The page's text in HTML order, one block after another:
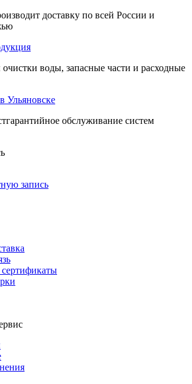
доставку по всей России и
воды, запасные части и расходные
Ульяновске
обслуживание систем
запись